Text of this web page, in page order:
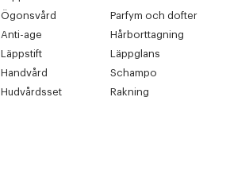
Ögonsvård
Parfym och dofter
Anti-age
Hårborttagning
Läppstift
Läppglans
Handvård
Schampo
Hudvårdsset Rakning